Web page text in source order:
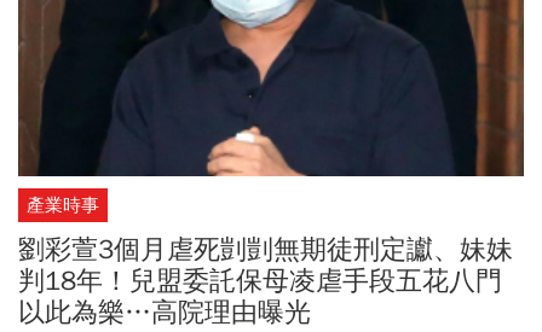
產業時事
劉彩萱3個月虐死剴剴無期徒刑定讞、妹妹
判18年！兒盟委託保母凌虐手段五花八門
以此為樂…高院理由曝光